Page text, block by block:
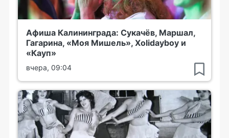
Афиша Калининграда: Сукачёв, Маршал,
Гагарина, «Моя Мишель», Xolidayboy и
«Кауп»
вчера, 09:04